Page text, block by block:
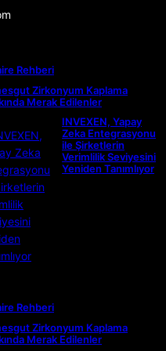
Rehberi
Zirkonyum Kaplama
Merak Edilenler
INVEXEN, Yapay
Zeka Entegrasyonu
ile Şirketlerin
Verimlilik Seviyesini
Yeniden Tanımlıyor
Rehberi
Zirkonyum Kaplama
Merak Edilenler